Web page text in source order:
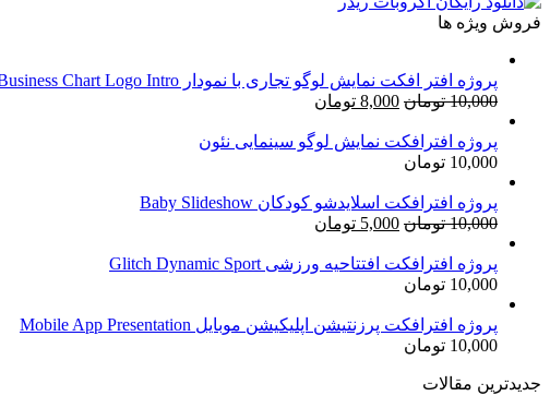
فروش ویژه ها
پروژه افتر افکت نمایش لوگو تجاری با نمودار Business Chart Logo Intro
10,000 تومان قیمت
10,000 تومان
8,000 تومان
8,000 تومان.
پروژه افترافکت نمایش لوگو سینمایی نئون
10,000 تومان
پروژه افترافکت اسلایدشو کودکان Baby Slideshow
10,000 تومان قیمت
10,000 تومان
5,000 تومان
5,000 تومان.
پروژه افترافکت افتتاحیه ورزشی Glitch Dynamic Sport
10,000 تومان
پروژه افترافکت پرزنتیشن اپلیکیشن موبایل Mobile App Presentation
10,000 تومان
جدیدترین مقالات